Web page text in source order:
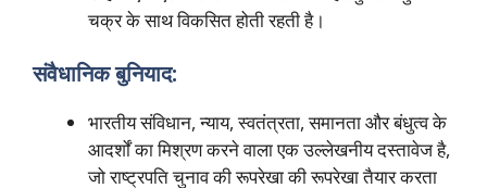
चक्र के साथ विकसित होती रहती है।
संवैधानिक बुनियाद:
भारतीय संविधान, न्याय, स्वतंत्रता, समानता और बंधुत्व के
आदर्शों का मिश्रण करने वाला एक उल्लेखनीय दस्तावेज है,
जो राष्ट्रपति चुनाव की रूपरेखा की रूपरेखा तैयार करता